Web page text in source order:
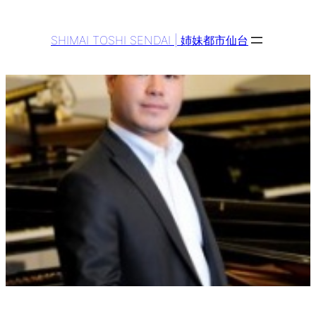
SHIMAI TOSHI SENDAI | 姉妹都市仙台